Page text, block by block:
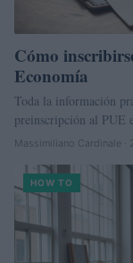
Cómo
Economía
Toda la información
preinscripción al PUE
Massimiliano Cardinale ·
HOW TO